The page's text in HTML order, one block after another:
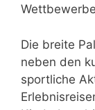
Die breite
neben den
sportliche